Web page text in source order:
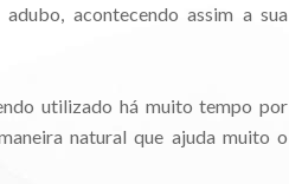
acontecendo assim a sua
utilizado há muito tempo por
natural que ajuda muito o